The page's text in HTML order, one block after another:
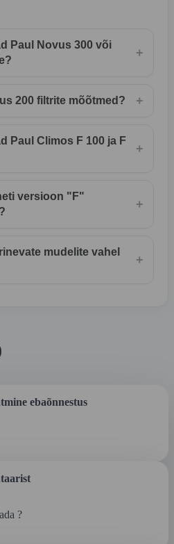
Paul Novus 300 või
+
200 filtrite mõõtmed? +
Paul Climos F 100 ja F
+
versioon "F"
+
mudelite vahel
+
ebaõnnestus
?